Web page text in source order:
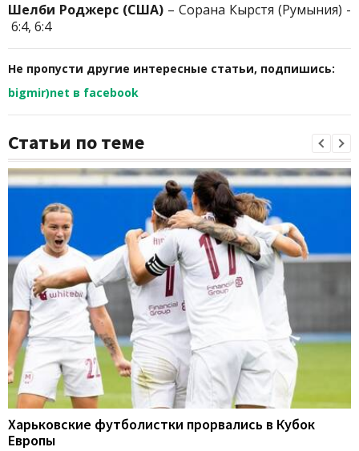
Шелби Роджерс (США) – Сорана Кырстя (Румыния) -
6:4, 6:4
Не пропусти другие интересные статьи, подпишись:
bigmir)net в facebook
Статьи по теме
Харьковские футболистки прорвались в Кубок
Европы